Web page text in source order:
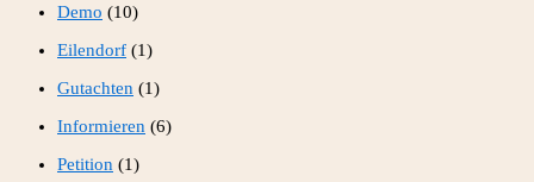
Demo (10)
Eilendorf (1)
Gutachten (1)
Informieren (6)
Petition (1)